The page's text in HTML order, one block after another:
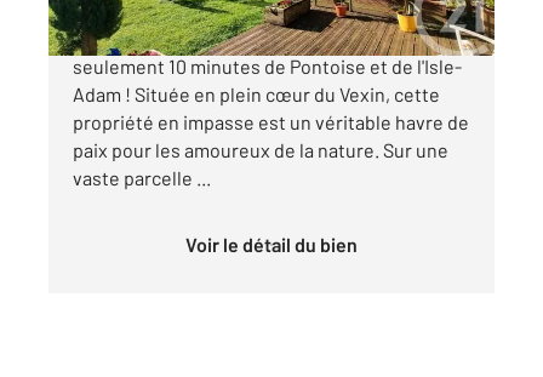
Magnifique propriété à Vallangoujard, à
seulement 10 minutes de Pontoise et de l'Isle-
Adam ! Située en plein cœur du Vexin, cette
propriété en impasse est un véritable havre de
paix pour les amoureux de la nature. Sur une
vaste parcelle ...
Voir le détail du bien